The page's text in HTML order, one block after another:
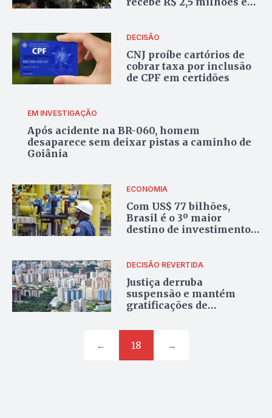
DECISÃO
CNJ proíbe cartórios de
cobrar taxa por inclusão
de CPF em certidões
EM INVESTIGAÇÃO
Após acidente na BR-060, homem
desaparece sem deixar pistas a caminho de
Goiânia
ECONOMIA
Com US$ 77 bilhões,
Brasil é o 3º maior
destino de investimento
DECISÃO REVERTIDA
Justiça derruba
suspensão e mantém
gratificações de
Novas
←
18 →